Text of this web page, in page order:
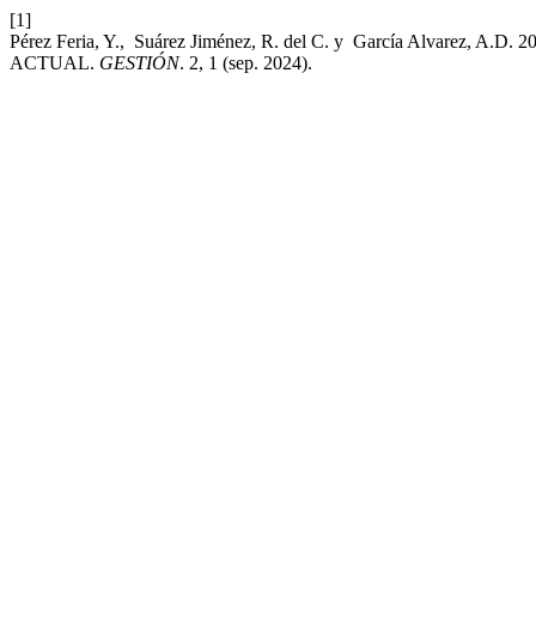
[1]
Pérez Feria, Y., Suárez Jiménez, R. del C. y García Alvarez,
ACTUAL. GESTIÓN. 2, 1 (sep. 2024).